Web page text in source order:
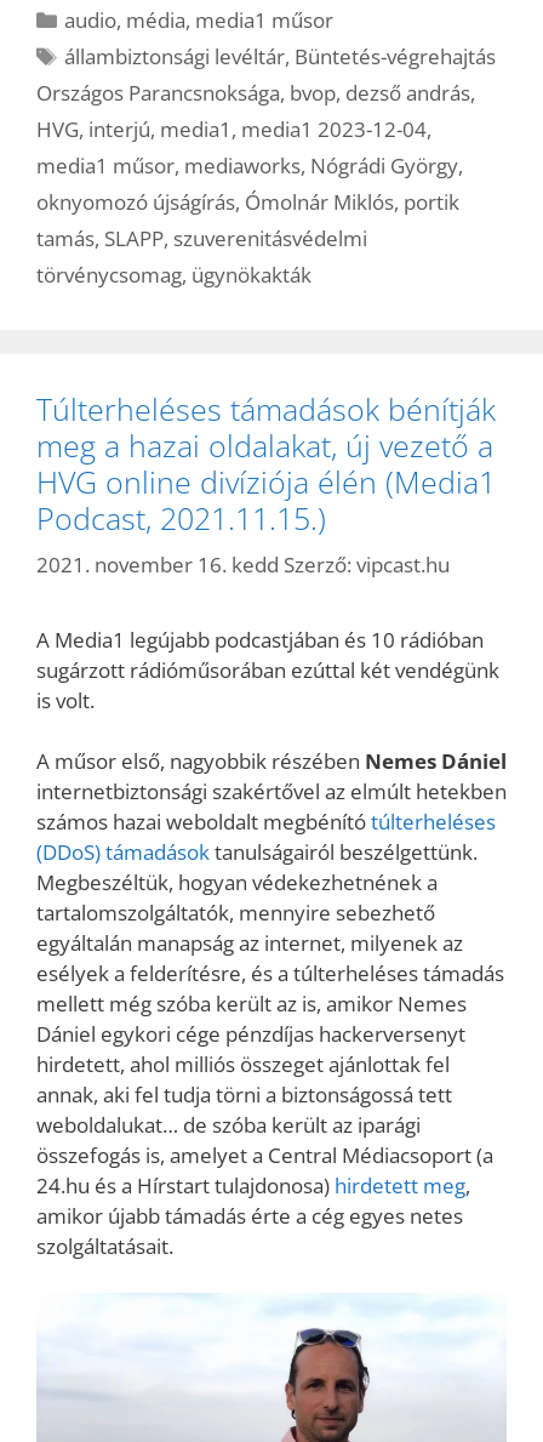
Kategória
audio, média, media1 műsor
Címkék
állambiztonsági levéltár, Büntetés-végrehajtás
Országos Parancsnoksága, bvop, dezső andrás,
HVG, interjú, media1 , media1 2023-12-04,
media1 műsor, mediaworks, Nógrádi György,
oknyomozó újságírás, Ómolnár Miklós, portik
tamás, SLAPP, szuverenitásvédelmi
törvénycsomag, ügynökakták
Túlterheléses támadások bénítják
meg a hazai oldalakat, új vezető a
HVG online divíziója élén (Media1
Podcast, 2021.11.15.)
2021. november 16. kedd Szerző: vipcast.hu
A Media1 legújabb podcastjában és 10 rádióban
sugárzott rádióműsorában ezúttal két vendégünk
is volt.
A műsor első, nagyobbik részében Nemes Dániel
internetbiztonsági szakértővel az elmúlt hetekben
számos hazai weboldalt megbénítótúlterheléses
(DDoS) támadásoktanulságairól beszélgettünk.
Megbeszéltük, hogyan védekezhetnének a
tartalomszolgáltatók, mennyire sebezhető
egyáltalán manapság az internet, milyenek az
esélyek a felderítésre, és a túlterheléses támadás
mellett még szóba került az is, amikor Nemes
Dániel egykori cége pénzdíjas hackerversenyt
hirdetett, ahol milliós összeget ajánlottak fel
annak, aki fel tudja törni a biztonságossá tett
weboldalukat… de szóba került az iparági
összefogás is, amelyet a Central Médiacsoport (a
24.hu és a Hírstart tulajdonosa) hirdetett meg,
amikor újabb támadás érte a cég egyes netes
szolgáltatásait.